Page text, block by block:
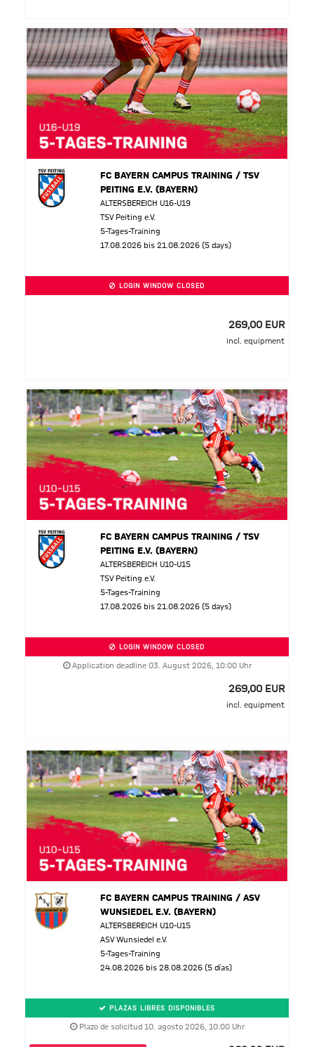
FC BAYERN CAMPUS TRAINING / TSV
PEITING E.V. (BAYERN)
ALTERSBEREICH U16-U19
TSV Peiting e.V.
5-Tages-Training
17.08.2026 bis 21.08.2026 (5 days)
LOGIN WINDOW CLOSED
269,00 EUR
incl. equipment
FC BAYERN CAMPUS TRAINING / TSV
PEITING E.V. (BAYERN)
ALTERSBEREICH U10-U15
TSV Peiting e.V.
5-Tages-Training
17.08.2026 bis 21.08.2026 (5 days)
LOGIN WINDOW CLOSED
Application deadline 03. August 2026, 10:00 Uhr
269,00 EUR
incl. equipment
FC BAYERN CAMPUS TRAINING / ASV
WUNSIEDEL E.V. (BAYERN)
ALTERSBEREICH U10-U15
ASV Wunsiedel e.V.
5-Tages-Training
24.08.2026 bis 28.08.2026 (5 días)
PLAZAS LIBRES DISPONIBLES
Plazo de solicitud 10. agosto 2026, 10:00 Uhr